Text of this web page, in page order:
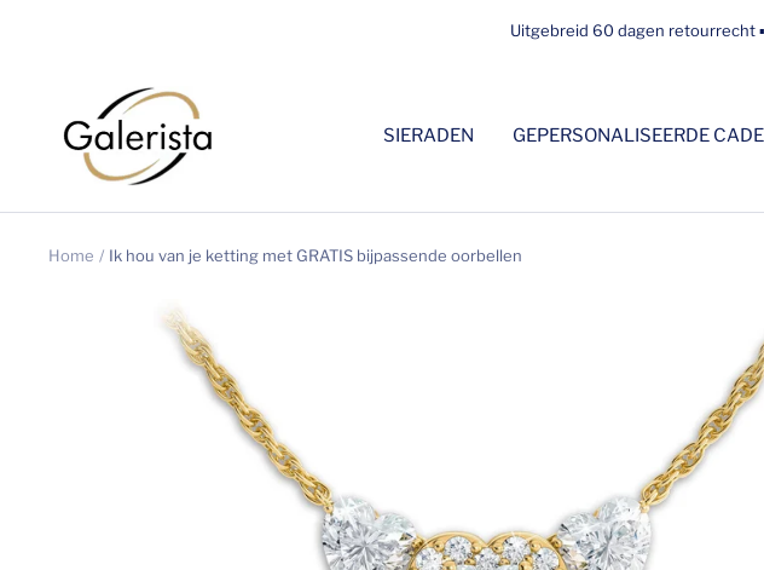
Uitgebreid 60 dagen retourrecht
SIERADEN GEPERSONALISEERDE
galerista
Home Ik hou van je ketting met GRATIS bijpassende oorbellen